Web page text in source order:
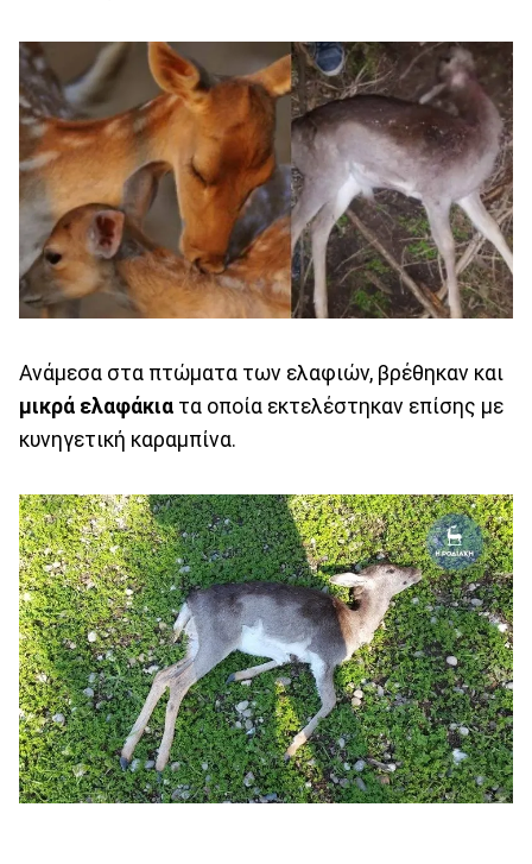
Ανάμεσα στα πτώματα των ελαφιών, βρέθηκαν και
μικρά ελαφάκια τα οποία εκτελέστηκαν επίσης με
κυνηγετική καραμπίνα.